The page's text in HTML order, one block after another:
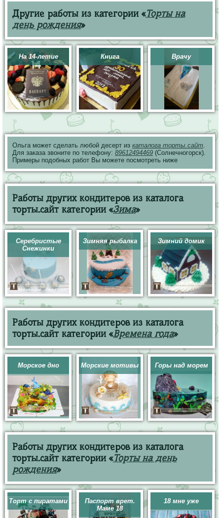
Другие работы из категории «Торты на
день рождения»
На 14-летие Книга Врачу
Ольга может сделать любой десерт из каталога торты.сайт
Для заказа звоните по телефону: 89612494469 (Солнечногорск).
Примеры подобных работ Вы можете посмотреть ниже
Работы других кондитеров из каталога
торты.сайт категории «Зима»
Серебристые
Снежинки
Зимняя рыбалка Зимний домик
Работы других кондитеров из каталога
торты.сайт категории «Времена года»
Морское дно Морские мотивы Горы над морем
Работы других кондитеров из каталога
торты.сайт категории «Торты на день
рождения»
Торт с пиратами
Паспорт врет.
Маме 18
18 мне уже